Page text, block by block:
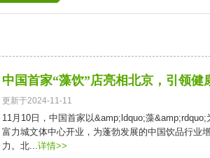
中国首家“藻饮”店亮相北京，引领健
更新于2024-11-11
11月10日，中国首家以&amp;ldquo;藻
富力城文体中心开业，为蓬勃发展的中国饮品行业
力。北...详情>>